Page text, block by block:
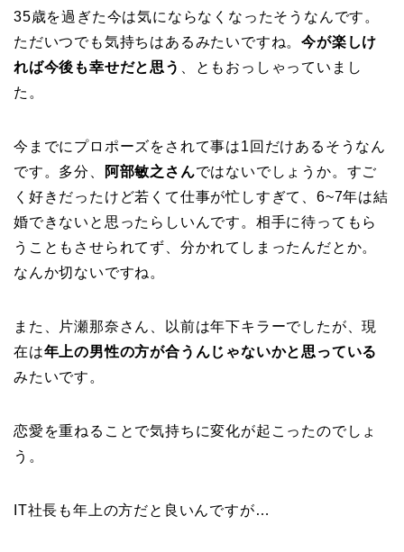
35歳を過ぎた今は気にならなくなったそうなんです。
ただいつでも気持ちはあるみたいですね。今が楽しけ
れば今後も幸せだと思う
、ともおっしゃっていまし
た。
今までにプロポーズをされて事は1回だけあるそうなん
です。多分、
阿部敏之さんではないでしょうか。すご
く好きだったけど若くて仕事が忙しすぎて、6~7年は結
婚できないと思ったらしいんです。相手に待ってもら
うこともさせられてず、分かれてしまったんだとか。
なんか切ないですね。
また、片瀬那奈さん、以前は年下キラーでしたが、現
在は年上の男性の方が合うんじゃないかと思っている
みたいです。
恋愛を重ねることで気持ちに変化が起こったのでしょ
う。
IT社長も年上の方だと良いんですが…